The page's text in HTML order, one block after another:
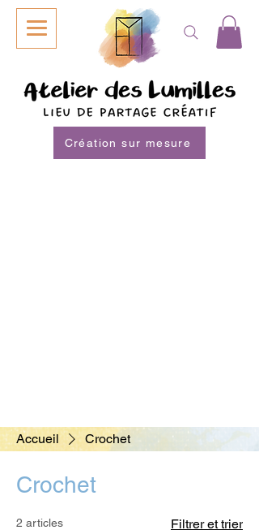
Création sur mesure
Accueil Crochet
Crochet
2 articles Filtrer et trier